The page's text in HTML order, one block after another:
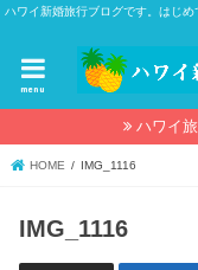
ハワイ新婚旅行ブログです。はじ
menu
ハワイ
HOME IMG_1116
IMG_1116